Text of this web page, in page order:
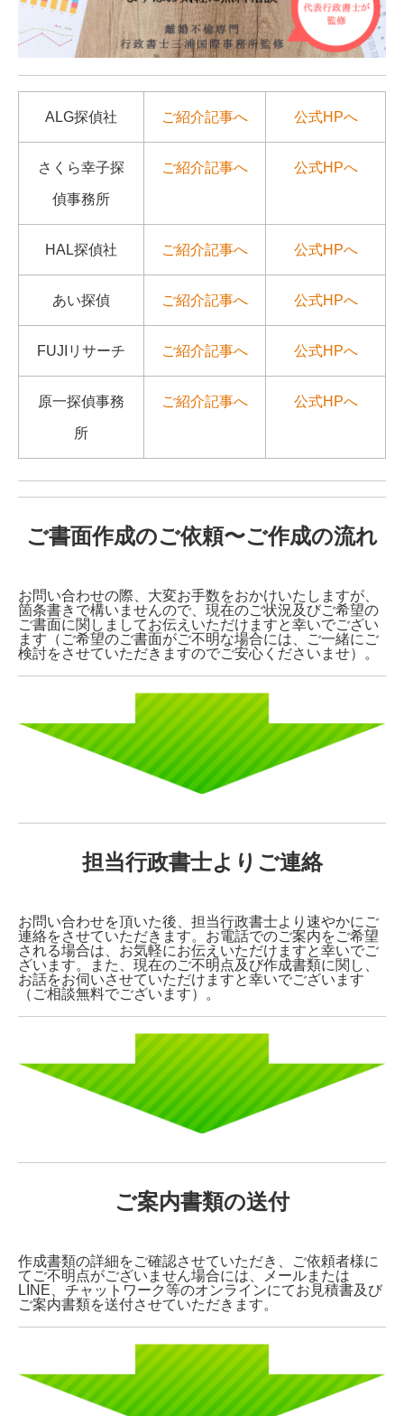
ALG探偵社 ご紹介記事へ 公式HPへ
さくら幸子探
偵事務所
ご紹介記事へ 公式HPへ
HAL探偵社 ご紹介記事へ 公式HPへ
あい探偵 ご紹介記事へ 公式HPへ
FUJIリサーチ ご紹介記事へ 公式HPへ
原一探偵事務
所
ご紹介記事へ 公式HPへ
ご書面作成のご依頼〜ご作成の流れ
お問い合わせの際、大変お手数をおかけいたしますが、
箇条書きで構いませんので、現在のご状況及びご希望の
ご書面に関しましてお伝えいただけますと幸いでござい
ます（ご希望のご書面がご不明な場合には、ご一緒にご
検討をさせていただきますのでご安心くださいませ）。
担当行政書士よりご連絡
お問い合わせを頂いた後、担当行政書士より速やかにご
連絡をさせていただきます。お電話でのご案内をご希望
される場合は、お気軽にお伝えいただけますと幸いでご
ざいます。また、現在のご不明点及び作成書類に関し、
お話をお伺いさせていただけますと幸いでございます
（ご相談無料でございます）。
ご案内書類の送付
作成書類の詳細をご確認させていただき、ご依頼者様に
てご不明点がございません場合には、メールまたは
LINE、チャットワーク等のオンラインにてお見積書及び
ご案内書類を送付させていただきます。